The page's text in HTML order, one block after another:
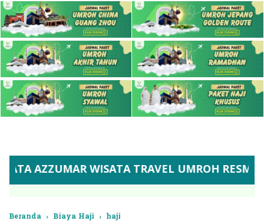
WISATA TRAVEL UMROH RESMI IZIN PPIU
Beranda › Biaya Haji › haji